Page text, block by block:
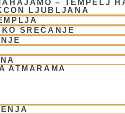
– TEMPELJ
LJUBLJANA
SREČANJE
ATMARAMA